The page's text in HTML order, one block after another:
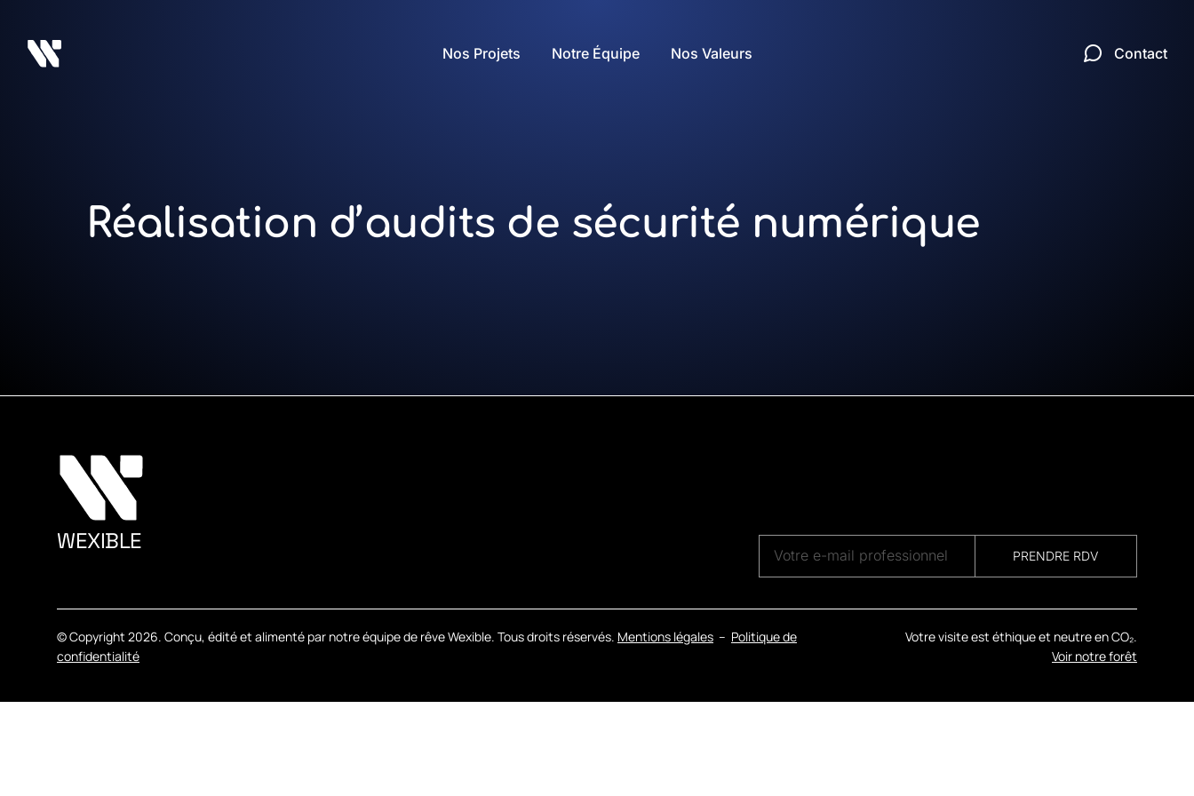
Nos Projets Notre Équipe Nos Valeurs Contact
Réalisation d’audits de sécurité numérique
WEXIBLE
PRENDRE RDV
© Copyright 2026. Conçu, édité et alimenté par notre équipe de rêve Wexible. Tous droits réservés. Mentions légales – Politique de
confidentialité
Votre visite est éthique et neutre en CO₂.
Voir notre forêt